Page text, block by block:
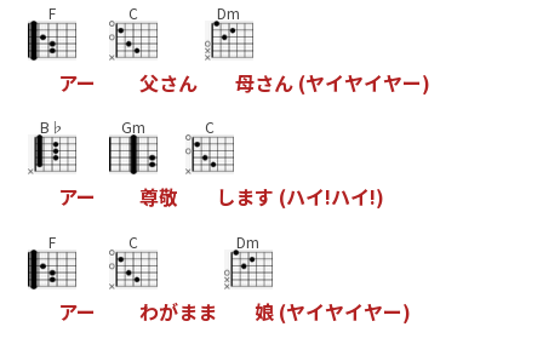
F
アー
C
父さん
Dm
母さん (ヤイヤイヤー)
B♭
アー
Gm
尊敬
C
します (ハイ!ハイ!)
F
アー
C
わがまま
Dm
娘 (ヤイヤイヤー)